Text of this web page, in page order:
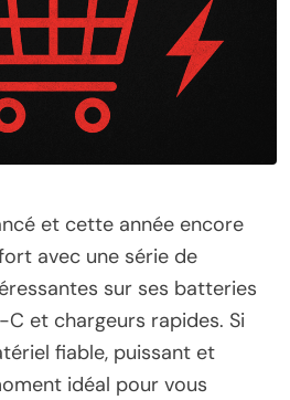
et cette année encore
avec une série de
sur ses batteries
C et chargeurs rapides. Si
fiable, puissant et
idéal pour vous